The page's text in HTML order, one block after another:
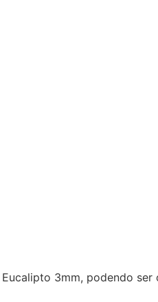
3mm, podendo ser